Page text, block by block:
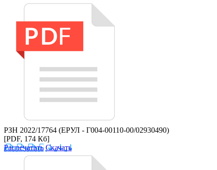
РЗН 2022/17764 (ЕРУЛ - Г004-00110-00/02930490)
[PDF, 174 Кб]
Распечатать Скачать